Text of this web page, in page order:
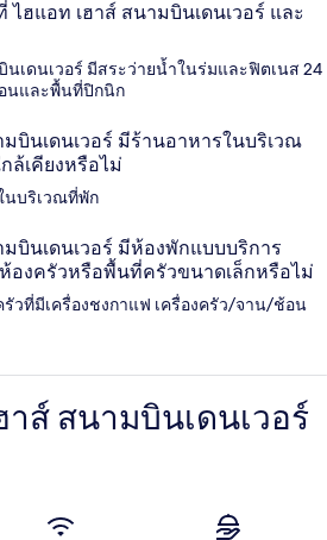
ไฮแอท เฮาส์ สนามบินเดนเวอร์ และ
นเดนเวอร์ มีสระว่ายน้ำในร่มและฟิตเนส 24
นและพื้นที่ปิกนิก
บินเดนเวอร์ มีร้านอาหารในบริเวณ
ล้เคียงหรือไม่
นบริเวณที่พัก
บินเดนเวอร์ มีห้องพักแบบบริการ
องครัวหรือพื้นที่ครัวขนาดเล็กหรือไม่
วที่มีเครื่องชงกาแฟ เครื่องครัว/จาน/ช้อน
าส์ สนามบินเดนเวอร์